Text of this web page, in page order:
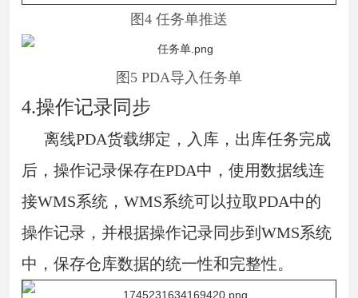
图4 任务单推送
图5 PDA导入任务单
4.操作记录同步
离线PDA货载绑定，入库，出库任务完成
后，操作记录保存在PDA中，使用数据线连
接WMS系统，WMS系统可以拉取PDA中的
操作记录，并根据操作记录同步到WMS系统
中，保存仓库数据的统一性和完整性。